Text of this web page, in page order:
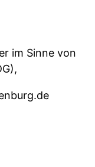
im Sinne von